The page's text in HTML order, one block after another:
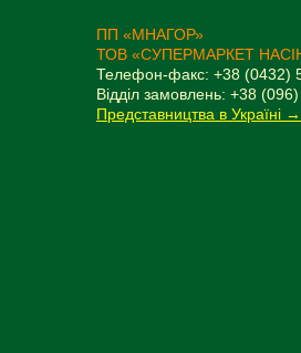
ПП «МНАГОР»
ТОВ «СУПЕРМАРКЕТ
Телефон-факс: +38 (0432)
Відділ замовлень: +38
Представництва в Україні →